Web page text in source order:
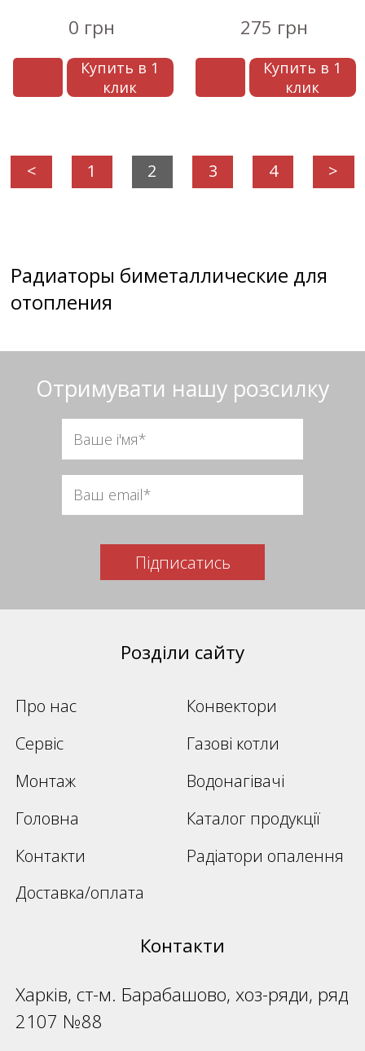
0 грн
Купить в 1
клик
275 грн
Купить в 1
клик
< 1 2 3 4 >
Радиаторы биметаллические для
отопления
Отримувати нашу розсилку
Підписатись
Розділи сайту
Про нас
Конвектори
Сервіс
Газові котли
Монтаж
Водонагівачі
Головна
Каталог продукції
Контакти
Радіатори опалення
Доставка/оплата
Контакти
Харків, ст-м. Барабашово, хоз-ряди, ряд
2107 №88